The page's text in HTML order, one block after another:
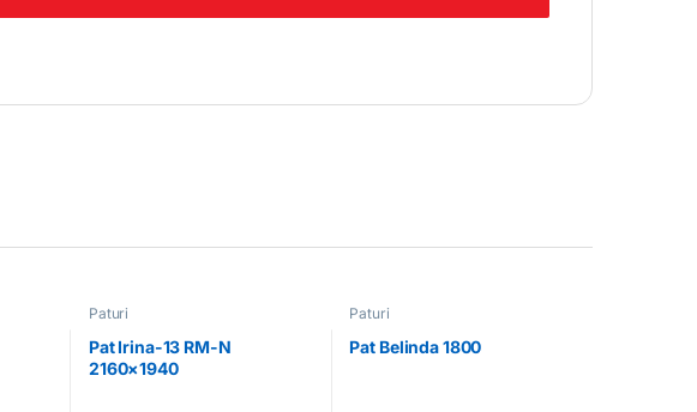
Paturi
Pat Irina-13 RM-N
2160×1940
Paturi
Pat Belinda 1800